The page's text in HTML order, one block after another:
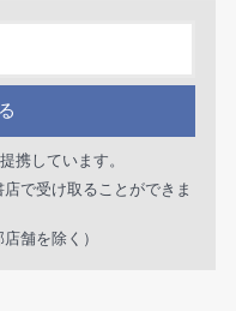
携しています。
で受け取ることができま
舗を除く）